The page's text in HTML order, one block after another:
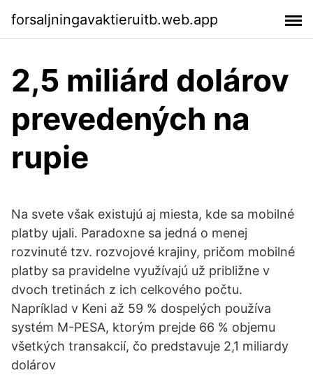
forsaljningavaktieruitb.web.app
2,5 miliárd dolárov
prevedených na
rupie
Na svete však existujú aj miesta, kde sa mobilné
platby ujali. Paradoxne sa jedná o menej
rozvinuté tzv. rozvojové krajiny, pričom mobilné
platby sa pravidelne využívajú už približne v
dvoch tretinách z ich celkového počtu.
Napríklad v Keni až 59 % dospelých používa
systém M-PESA, ktorým prejde 66 % objemu
všetkých transakcií, čo predstavuje 2,1 miliardy
dolárov